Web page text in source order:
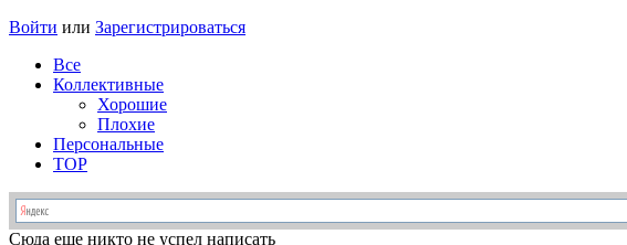
Войти или Зарегистрироваться
Все
Коллективные
Хорошие
Плохие
Персональные
TOP
Сюда еще никто не успел написать